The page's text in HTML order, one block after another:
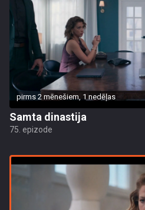
pirms 2 mēnešiem, 1 nedēļas
Samta dinastija
75. epizode